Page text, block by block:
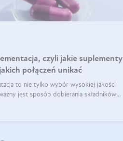
czyli jakie suplementy
połączeń unikać
to nie tylko wybór wysokiej jakości
jest sposób dobierania składników
Poznaj nasze wskazówki.